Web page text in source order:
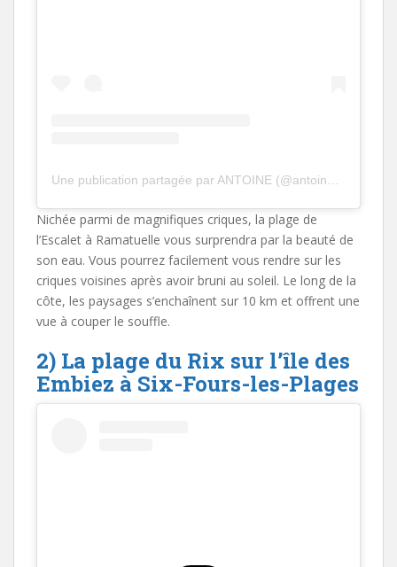
Nichée parmi de magnifiques criques, la plage de
l’Escalet à Ramatuelle vous surprendra par la beauté de
son eau. Vous pourrez facilement vous rendre sur les
criques voisines après avoir bruni au soleil. Le long de la
côte, les paysages s’enchaînent sur 10 km et offrent une
vue à couper le souffle.
2) La plage du Rix sur l’île des
Embiez à Six-Fours-les-Plages